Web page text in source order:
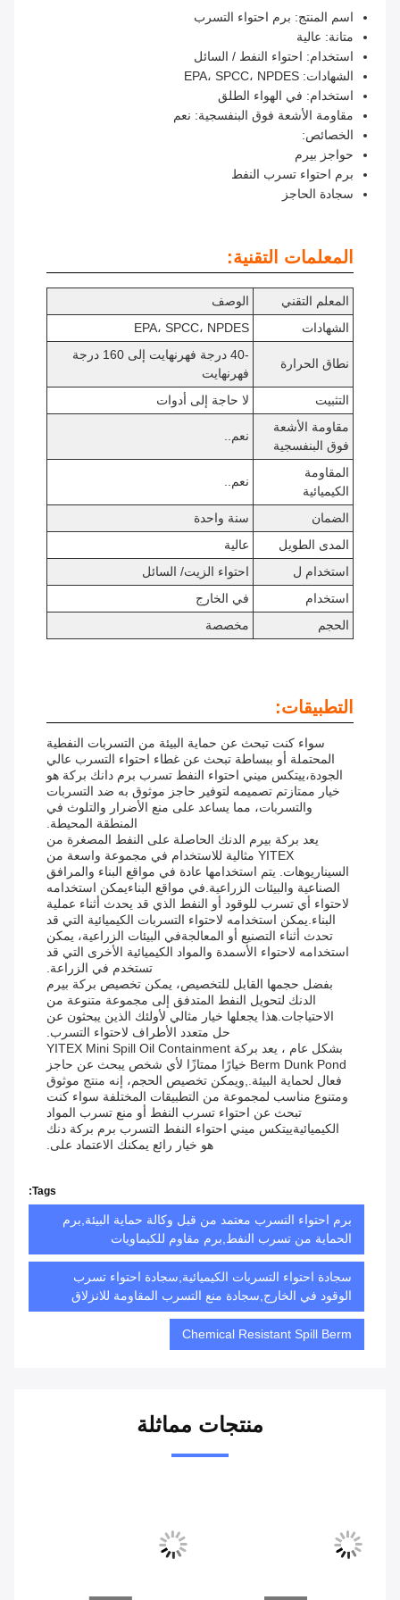
اسم المنتج: برم احتواء التسرب
متانة: عالية
استخدام: احتواء النفط / السائل
الشهادات: EPA، SPCC، NPDES
استخدام: في الهواء الطلق
مقاومة الأشعة فوق البنفسجية: نعم
الخصائص:
حواجز بيرم
برم احتواء تسرب النفط
سجادة الحاجز
المعلمات التقنية:
المعلم التقني
الوصف
الشهادات
EPA، SPCC، NPDES
نطاق الحرارة
-40 درجة فهرنهايت إلى 160 درجة
فهرنهايت
التثبيت
لا حاجة إلى أدوات
مقاومة الأشعة
فوق البنفسجية
نعم..
المقاومة
الكيميائية
نعم..
الضمان
سنة واحدة
المدى الطويل
عالية
استخدام ل
احتواء الزيت/ السائل
استخدام
في الخارج
الحجم
مخصصة
التطبيقات:
سواء كنت تبحث عن حماية البيئة من التسربات النفطية
المحتملة أو ببساطة تبحث عن غطاء احتواء التسرب عالي
الجودة،ييتكس ميني احتواء النفط تسرب برم دانك بركة هو
خيار ممتازتم تصميمه لتوفير حاجز موثوق به ضد التسربات
والتسربات، مما يساعد على منع الأضرار والتلوث في
المنطقة المحيطة.
يعد بركة بيرم الدنك الحاصلة على النفط المصغرة من
YITEX مثالية للاستخدام في مجموعة واسعة من
السيناريوهات. يتم استخدامها عادة في مواقع البناء والمرافق
الصناعية والبيئات الزراعية.في مواقع البناءيمكن استخدامه
لاحتواء أي تسرب للوقود أو النفط الذي قد يحدث أثناء عملية
البناء.يمكن استخدامه لاحتواء التسربات الكيميائية التي قد
تحدث أثناء التصنيع أو المعالجةفي البيئات الزراعية، يمكن
استخدامه لاحتواء الأسمدة والمواد الكيميائية الأخرى التي قد
تستخدم في الزراعة.
بفضل حجمها القابل للتخصيص، يمكن تخصيص بركة بيرم
الدنك لتحويل النفط المتدفق إلى مجموعة متنوعة من
الاحتياجات.هذا يجعلها خيار مثالي لأولئك الذين يبحثون عن
حل متعدد الأطراف لاحتواء التسرب.
بشكل عام ، يعد بركة YITEX Mini Spill Oil Containment
Berm Dunk Pond خيارًا ممتازًا لأي شخص يبحث عن حاجز
فعال لحماية البيئة.,ويمكن تخصيص الحجم، إنه منتج موثوق
ومتنوع مناسب لمجموعة من التطبيقات المختلفة سواء كنت
تبحث عن احتواء تسرب النفط أو منع تسرب المواد
الكيميائيةييتكس ميني احتواء النفط التسرب برم بركة دنك
هو خيار رائع يمكنك الاعتماد على.
Tags:
برم احتواء التسرب معتمد من قبل وكالة حماية البيئة,برم
الحماية من تسرب النفط,برم مقاوم للكيماويات
سجادة احتواء التسربات الكيميائية,سجادة احتواء تسرب
الوقود في الخارج,سجادة منع التسرب المقاومة للانزلاق
Chemical Resistant Spill Berm
منتجات مماثلة